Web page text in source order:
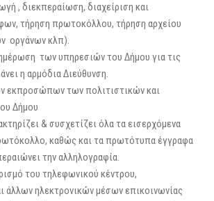
, διεκπεραίωση, διαχείριση και
τήρηση πρωτοκόλλου, τήρηση αρχείου
οργάνων κλπ).
των υπηρεσιών του Δήμου για τις
η αρμόδια Διεύθυνση.
εκπροσώπων των πολιτιστικών και
Δήμου
& συσχετίζει όλα τα εισερχόμενα
καθώς και τα πρωτότυπα έγγραφα
την αλληλογραφία.
του τηλεφωνικού κέντρου,
άλλων ηλεκτρονικών μέσων επικοινωνίας